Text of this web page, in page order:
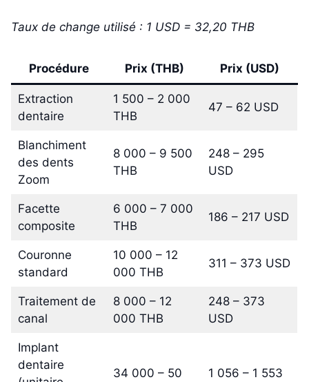
Taux de change utilisé : 1 USD = 32,20 THB
Procédure Prix (THB) Prix (USD)
Extraction
dentaire
1 500 – 2 000
THB
47 – 62 USD
Blanchiment
des dents
Zoom
8 000 – 9 500
THB
248 – 295
USD
Facette
composite
6 000 – 7 000
THB
186 – 217 USD
Couronne
standard
10 000 – 12
000 THB
311 – 373 USD
Traitement de
canal
8 000 – 12
000 THB
248 – 373
USD
Implant
dentaire
34 000 – 50
1 056 – 1 553